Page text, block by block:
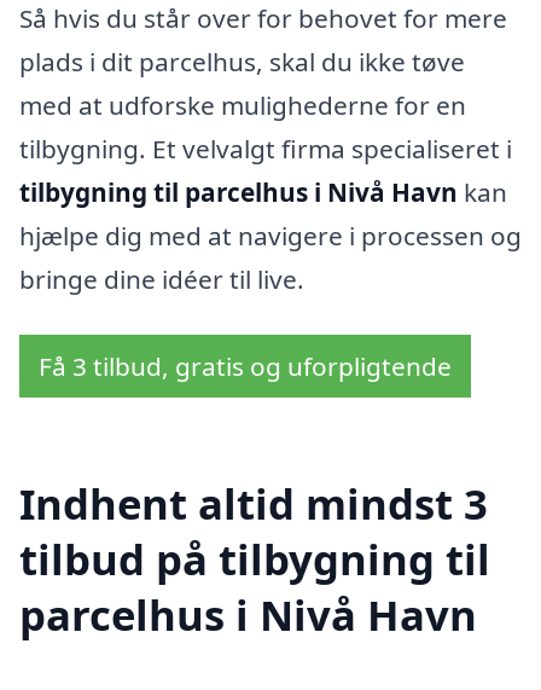
Så hvis du står over for behovet for mere
plads i dit parcelhus, skal du ikke tøve
med at udforske mulighederne for en
tilbygning. Et velvalgt firma specialiseret i
tilbygning til parcelhus i Nivå Havn kan
hjælpe dig med at navigere i processen og
bringe dine idéer til live.
Få 3 tilbud, gratis og uforpligtende
Indhent altid mindst 3
tilbud på tilbygning til
parcelhus i Nivå Havn